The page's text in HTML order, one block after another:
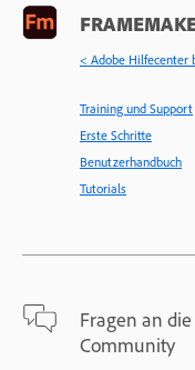
< Adobe Hilfecenter
Training und Support
Erste Schritte
Benutzerhandbuch
Tutorials
Fragen an die
Community